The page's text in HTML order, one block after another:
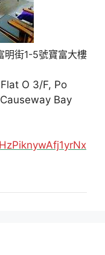
明街1-5號寶富大樓
O 3/F, Po
Bay